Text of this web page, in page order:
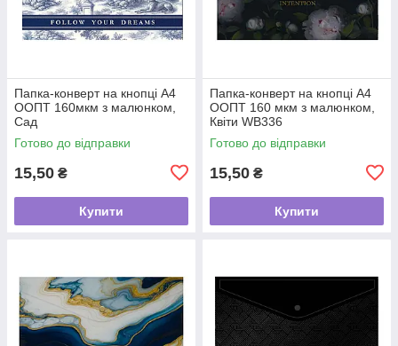
Папка-конверт на кнопці А4
ООПТ 160мкм з малюнком,
Сад
Готово до відправки
15,50 ₴
Купити
Папка-конверт на кнопці А4
ООПТ 160 мкм з малюнком,
Квіти WB336
Готово до відправки
15,50 ₴
Купити